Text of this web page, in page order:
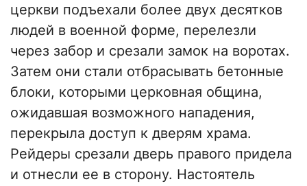
церкви подъехали более двух десятков
людей в военной форме, перелезли
через забор и срезали замок на воротах.
Затем они стали отбрасывать бетонные
блоки, которыми церковная община,
ожидавшая возможного нападения,
перекрыла доступ к дверям храма.
Рейдеры срезали дверь правого придела
и отнесли ее в сторону. Настоятель